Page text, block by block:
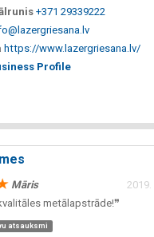
+371 29339222
https://www.lazergriesana.lv/
Profile
Māris
metālapstrāde!❞
atsauksmi